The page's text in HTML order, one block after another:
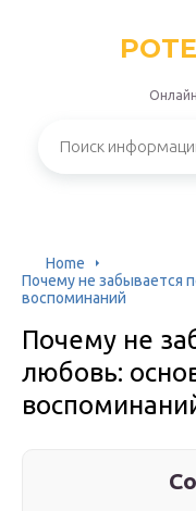
Home
Почему не забывается
воспоминаний
Почему не
любовь: